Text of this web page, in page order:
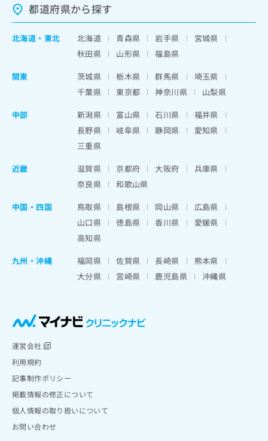
都道府県から探す
北海道 ・ 東北 北海道 青森県 岩手県
宮城県
秋田県
山形県
福島県
関東
茨城県 栃木県 群馬県
埼玉県
千葉県
東京都 神奈川県
山梨県
中部
新潟県 富山県 石川県
福井県
長野県
岐阜県 静岡県
愛知県
三重県
近畿
滋賀県 京都府 大阪府
兵庫県
奈良県
和歌山県
中国・四国
鳥取県 島根県 岡山県
広島県
山口県
徳島県 香川県
愛媛県
高知県
九州・沖縄
福岡県 佐賀県 長崎県
熊本県
大分県
宮崎県 鹿児島県 沖縄県
運営会社
利用規約
記事制作ポリシー
掲載情報の修正について
個人情報の取り扱いについて
お問い合わせ